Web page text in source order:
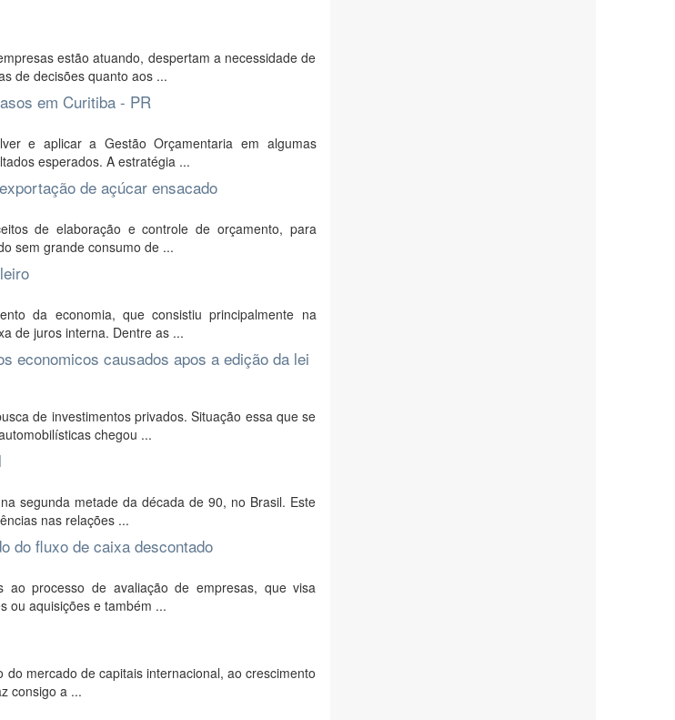
estão atuando, despertam a necessidade de
de decisões quanto aos ...
em Curitiba - PR
e aplicar a Gestão Orçamentaria em algumas
esperados. A estratégia ...
de açúcar ensacado
de elaboração e controle de orçamento, para
sem grande consumo de ...
da economia, que consistiu principalmente na
de juros interna. Dentre as ...
economicos causados apos a edição da lei
de investimentos privados. Situação essa que se
chegou ...
segunda metade da década de 90, no Brasil. Este
nas relações ...
do fluxo de caixa descontado
ao processo de avaliação de empresas, que visa
ou aquisições e também ...
mercado de capitais internacional, ao crescimento
consigo a ...